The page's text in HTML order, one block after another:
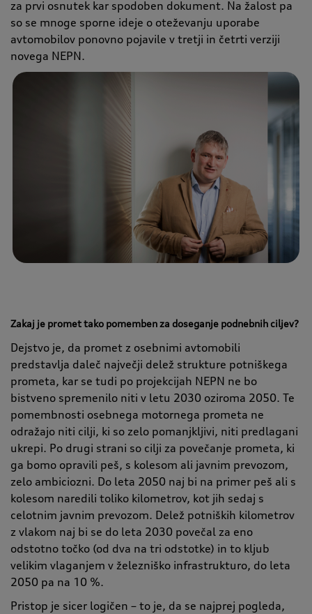
za prvi osnutek kar spodoben dokument. Na žalost pa
so se mnoge sporne ideje o oteževanju uporabe
avtomobilov ponovno pojavile v tretji in četrti verziji
novega NEPN.
Zakaj je promet tako pomemben za doseganje podnebnih ciljev?
Dejstvo je, da promet z osebnimi avtomobili
predstavlja daleč največji delež strukture potniškega
prometa, kar se tudi po projekcijah NEPN ne bo
bistveno spremenilo niti v letu 2030 oziroma 2050. Te
pomembnosti osebnega motornega prometa ne
odražajo niti cilji, ki so zelo pomanjkljivi, niti predlagani
ukrepi. Po drugi strani so cilji za povečanje prometa, ki
ga bomo opravili peš, s kolesom ali javnim prevozom,
zelo ambiciozni. Do leta 2050 naj bi na primer peš ali s
kolesom naredili toliko kilometrov, kot jih sedaj s
celotnim javnim prevozom. Delež potniških kilometrov
z vlakom naj bi se do leta 2030 povečal za eno
odstotno točko (od dva na tri odstotke) in to kljub
velikim vlaganjem v železniško infrastrukturo, do leta
2050 pa na 10 %.
Pristop je sicer logičen – to je, da se najprej pogleda,